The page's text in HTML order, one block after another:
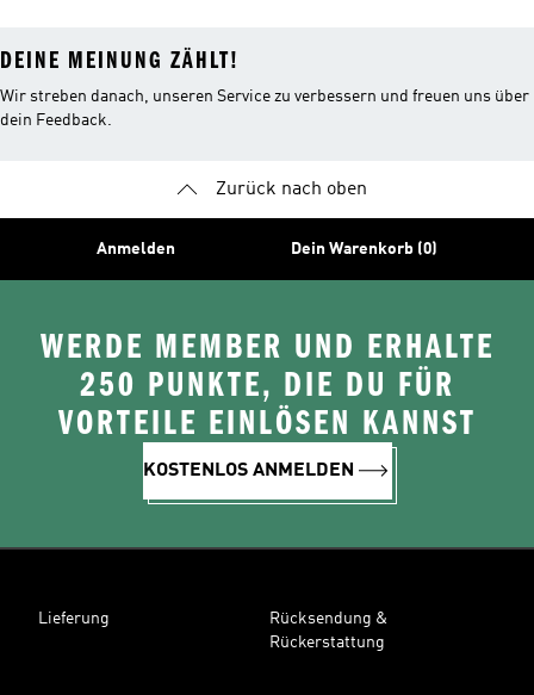
DEINE MEINUNG ZÄHLT!
Wir streben danach, unseren Service zu verbessern und freuen uns über
dein Feedback.
Zurück nach oben
Anmelden Dein Warenkorb (0)
WERDE MEMBER UND ERHALTE
250 PUNKTE, DIE DU FÜR
VORTEILE EINLÖSEN KANNST
KOSTENLOS ANMELDEN
Lieferung
Rücksendung &
Rückerstattung